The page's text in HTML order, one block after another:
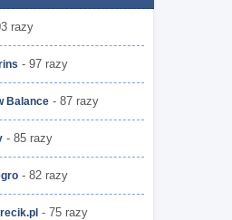
razy
- 97 razy
Balance - 87 razy
- 85 razy
- 82 razy
- 75 razy